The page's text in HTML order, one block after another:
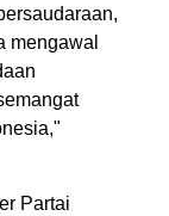
mengawal
Partai